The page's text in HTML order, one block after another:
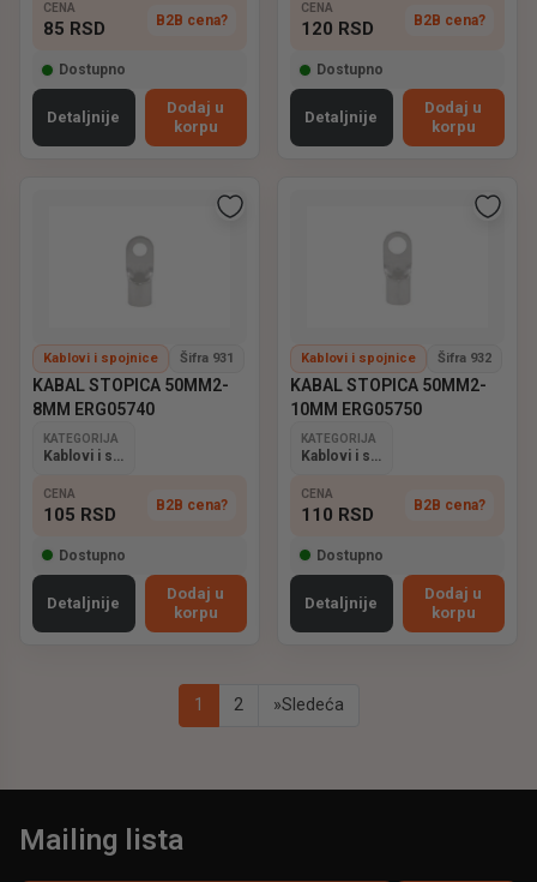
CENA
85 RSD B2B cena?
Dostupno
Detaljnije
Dodaj u
korpu
CENA
120 RSD B2B cena?
Dostupno
Detaljnije
Dodaj u
korpu
Kablovi i spojnice Šifra 931
KABAL STOPICA 50MM2-
8MM ERG05740
KATEGORIJA
CENA
105 RSD B2B cena?
Dostupno
Detaljnije
Dodaj u
korpu
Kablovi i spojnice Šifra 932
KABAL STOPICA 50MM2-
10MM ERG05750
KATEGORIJA
CENA
110 RSD B2B cena?
Dostupno
Detaljnije
Dodaj u
korpu
1 2 »Sledeća
Mailing lista